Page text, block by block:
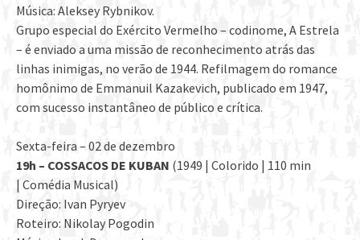
Música: Aleksey Rybnikov.
Grupo especial do Exército Vermelho – codinome, A Estrela
– é enviado a uma missão de reconhecimento atrás das
linhas inimigas, no verão de 1944. Refilmagem do romance
homônimo de Emmanuil Kazakevich, publicado em 1947,
com sucesso instantâneo de público e crítica.
Sexta-feira – 02 de dezembro
19h – COSSACOS DE KUBAN (1949 | Colorido | 110 min
| Comédia Musical)
Direção: Ivan Pyryev
Roteiro: Nikolay Pogodin